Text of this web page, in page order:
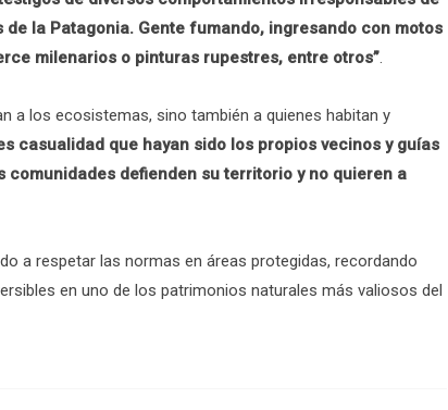
la Patagonia. Gente fumando, ingresando con motos
milenarios o pinturas rupestres, entre otros”.
a los ecosistemas, sino también a quienes habitan y
casualidad que hayan sido los propios vecinos y guías
defienden su territorio y no quieren a
a respetar las normas en áreas protegidas, recordando
en uno de los patrimonios naturales más valiosos del